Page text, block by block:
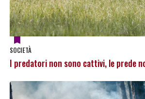
SOCIETÀ
I predatori non sono cattivi, le prede